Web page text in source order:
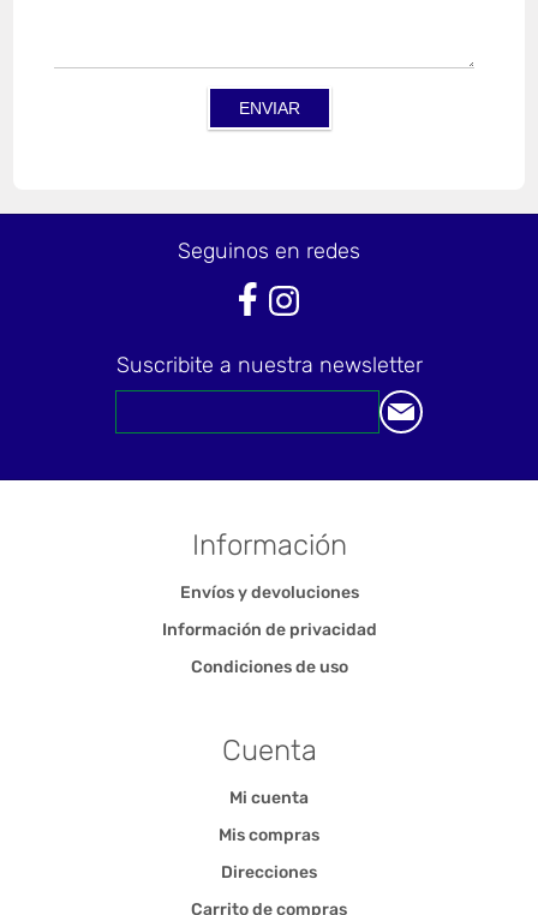
Seguinos en redes
Suscribite a nuestra newsletter
Información
Envíos y devoluciones
Información de privacidad
Condiciones de uso
Cuenta
Mi cuenta
Mis compras
Direcciones
Carrito de compras